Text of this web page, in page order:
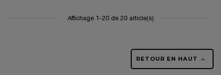
Affichage 1-20 de 20 article(s)
RETOUR EN HAUT 